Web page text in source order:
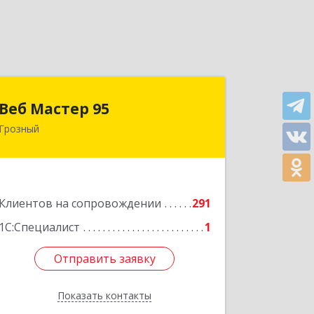
Веб Мастер 95
Грозный
Клиентов на сопровождении
291
1С:Специалист
1
Отправить заявку
Показать контакты
364050, Чеченская Респ, Грозный г,
Подробнее
Отправить заявку
Назад